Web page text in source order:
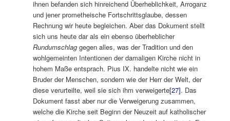
ihnen befanden sich hinreichend Überheblichkeit, Arroganz
und jener prometheische Fortschrittsglaube, dessen
Rechnung wir heute begleichen. Aber das Dokument stellt
sich uns heute dar als ein ebenso überheblicher
Rundumschlag gegen alles, was der Tradition und den
wohlgemeinten Intentionen der damaligen Kirche nicht in
hohem Maße entsprach. Pius IX. handelte nicht wie ein
Bruder der Menschen, sondern wie der Herr der Welt, der
diese verurteilte, weil sie sich ihm verweigerte[27]. Das
Dokument fasst aber nur die Verweigerung zusammen,
welche die Kirche seit Beginn der Neuzeit auf katholischer